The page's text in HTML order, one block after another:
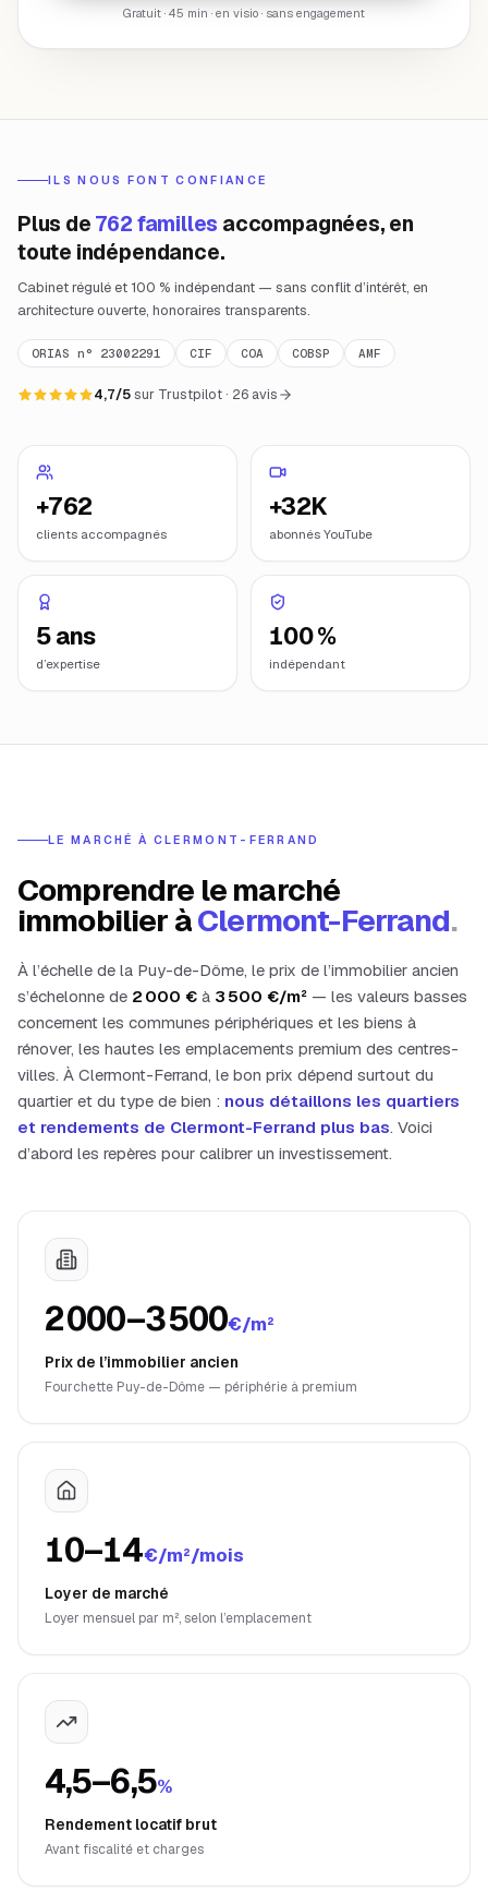
Gratuit · 45 min · en visio · sans engagement
ILS NOUS FONT CONFIANCE
Plus de 762 familles accompagnées, en
toute indépendance.
Cabinet régulé et 100 % indépendant — sans conflit d’intérêt, en
architecture ouverte, honoraires transparents.
ORIAS n° 23002291 CIF COA COBSP AMF
4,7/5sur Trustpilot · 26 avis
+762
clients accompagnés
+32K
abonnés YouTube
5 ans
d’expertise
100 %
indépendant
LE MARCHÉ À CLERMONT-FERRAND
Comprendre le marché
immobilier àClermont-Ferrand.
À l’échelle de la Puy-de-Dôme, le prix de l’immobilier ancien
s’échelonne de 2 000 € à 3 500 €/m² — les valeurs basses
concernent les communes périphériques et les biens à
rénover, les hautes les emplacements premium des centres-
villes. À Clermont-Ferrand, le bon prix dépend surtout du
quartier et du type de bien : nous détaillons les quartiers
et rendements de Clermont-Ferrand plus bas. Voici
d’abord les repères pour calibrer un investissement.
2 000–3 500€/m²
Prix de l’immobilier ancien
Fourchette Puy-de-Dôme — périphérie à premium
10–14€/m²/mois
Loyer de marché
Loyer mensuel par m², selon l’emplacement
4,5–6,5%
Rendement locatif brut
Avant fiscalité et charges